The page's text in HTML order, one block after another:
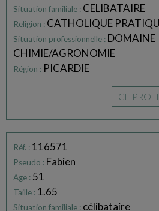
Situation familiale : CELIBATAIRE
Religion : CATHOLIQUE
Situation professionnelle : DOMAINE
CHIMIE/AGRONOMIE
Région : PICARDIE
CE
Réf. : 116571
Pseudo : Fabien
Age : 51
Taille : 1.65
Situation familiale : célibataire